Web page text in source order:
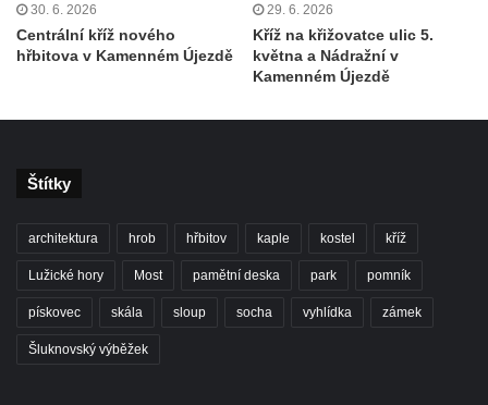
Socha Atlet v ZOO Leipzig
Socha Marabu v ZOO Leipzig
Busta Karla Maxe Schneidera v ZOO
Socha Uprchlý otrok bojuje s divokým psem
v ZOO Dresden
Socha krokodýla v ZOO Dresden
30. 6. 2026
Centrální kříž nového
hřbitova v Kamenném Újezdě
29. 6. 2026
Kříž na křižovatce ulic 5.
května a Nádražní v
Kamenném Újezdě
Štítky
architektura hrob hřbitov kaple kostel kříž
Lužické hory Most pamětní deska park pomník
pískovec skála sloup socha vyhlídka zámek
Šluknovský výběžek